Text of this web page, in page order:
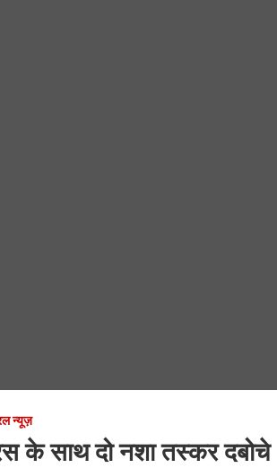
न्यूज़
के साथ दो नशा तस्कर दबोचे